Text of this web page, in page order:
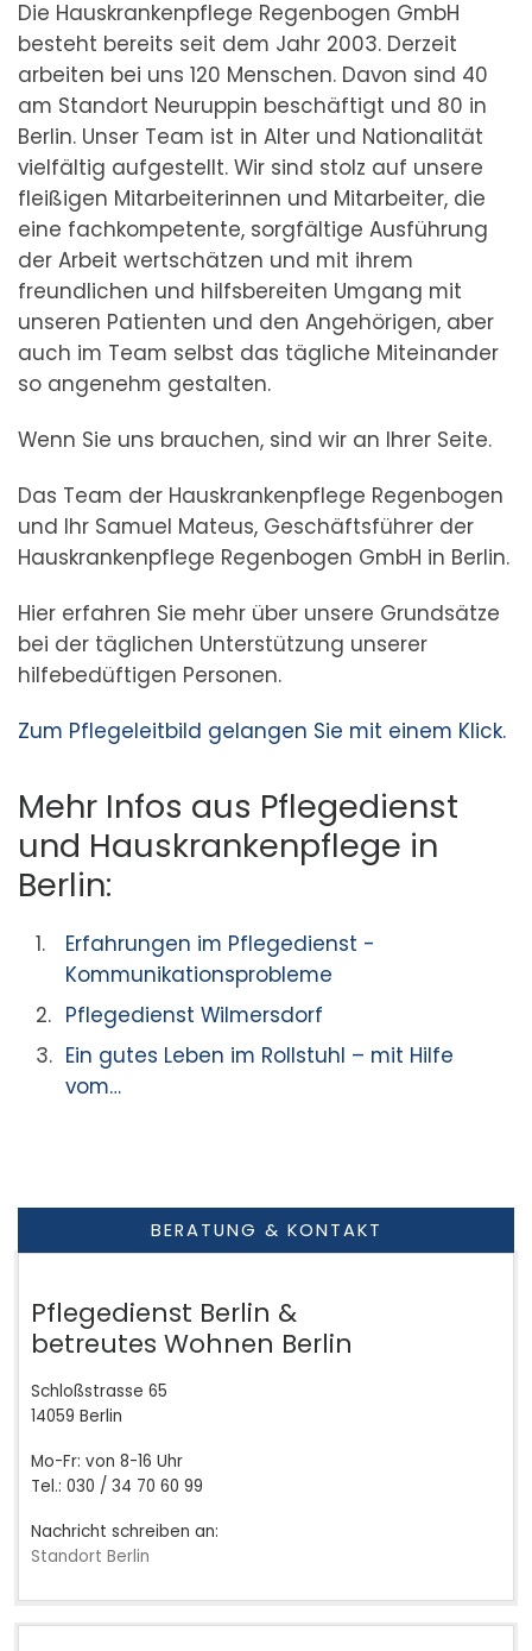
Die Hauskrankenpflege Regenbogen GmbH
besteht bereits seit dem Jahr 2003. Derzeit
arbeiten bei uns 120 Menschen. Davon sind 40
am Standort Neuruppin beschäftigt und 80 in
Berlin. Unser Team ist in Alter und Nationalität
vielfältig aufgestellt. Wir sind stolz auf unsere
fleißigen Mitarbeiterinnen und Mitarbeiter, die
eine fachkompetente, sorgfältige Ausführung
der Arbeit wertschätzen und mit ihrem
freundlichen und hilfsbereiten Umgang mit
unseren Patienten und den Angehörigen, aber
auch im Team selbst das tägliche Miteinander
so angenehm gestalten.
Wenn Sie uns brauchen, sind wir an Ihrer Seite.
Das Team der Hauskrankenpflege Regenbogen
und Ihr Samuel Mateus, Geschäftsführer der
Hauskrankenpflege Regenbogen GmbH in Berlin.
Hier erfahren Sie mehr über unsere Grundsätze
bei der täglichen Unterstützung unserer
hilfebedüftigen Personen.
Zum Pflegeleitbild gelangen Sie mit einem Klick.
Mehr Infos aus Pflegedienst
und Hauskrankenpflege in
Berlin:
Erfahrungen im Pflegedienst -
Kommunikationsprobleme
Pflegedienst Wilmersdorf
Ein gutes Leben im Rollstuhl – mit Hilfe
vom…
BERATUNG & KONTAKT
Pflegedienst Berlin &
betreutes Wohnen Berlin
Schloßstrasse 65
14059 Berlin
Mo-Fr: von 8-16 Uhr
Tel.: 030 / 34 70 60 99
Nachricht schreiben an:
Standort Berlin